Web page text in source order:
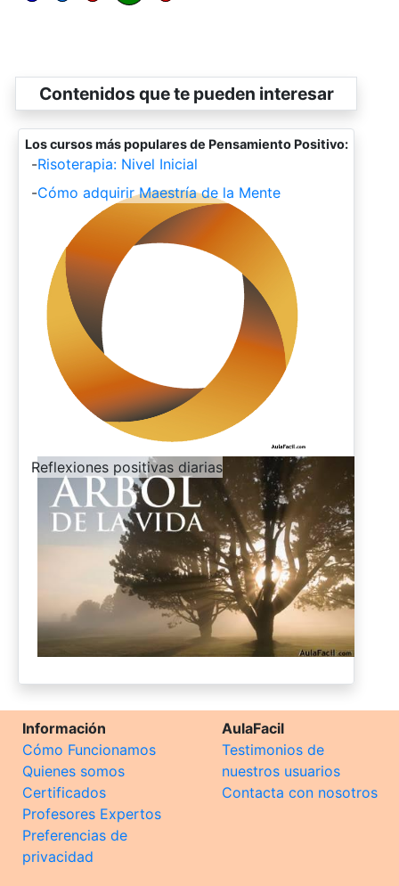
Contenidos que te pueden interesar
Los cursos más populares de Pensamiento Positivo:
-Risoterapia: Nivel Inicial
-Cómo adquirir Maestría de la Mente
-
Reflexiones positivas diarias
Información
Cómo Funcionamos
Quienes somos
Certificados
Profesores Expertos
Preferencias de
privacidad
AulaFacil
Testimonios de
nuestros usuarios
Contacta con nosotros